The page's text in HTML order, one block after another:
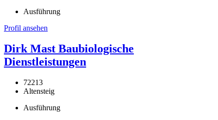
Ausführung
Profil ansehen
Dirk Mast Baubiologische
Dienstleistungen
72213
Altensteig
Ausführung